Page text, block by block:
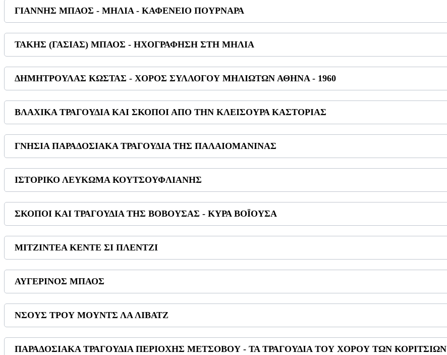
ΓΙΑΝΝΗΣ ΜΠΑΟΣ - ΜΗΛΙΑ - ΚΑΦΕΝΕΙΟ ΠΟΥΡΝΑΡΑ
ΤΑΚΗΣ (ΓΑΣΙΑΣ) ΜΠΑΟΣ - ΗΧΟΓΡΑΦΗΣΗ ΣΤΗ ΜΗΛΙΑ
ΔΗΜΗΤΡΟΥΛΑΣ ΚΩΣΤΑΣ - ΧΟΡΟΣ ΣΥΛΛΟΓΟΥ ΜΗΛΙΩΤΩΝ ΑΘΗΝΑ - 1960
ΒΛΑΧΙΚΑ ΤΡΑΓΟΥΔΙΑ ΚΑΙ ΣΚΟΠΟΙ ΑΠΟ ΤΗΝ ΚΛΕΙΣΟΥΡΑ ΚΑΣΤΟΡΙΑΣ
ΓΝΗΣΙΑ ΠΑΡΑΔΟΣΙΑΚΑ ΤΡΑΓΟΥΔΙΑ ΤΗΣ ΠΑΛΑΙΟΜΑΝΙΝΑΣ
ΙΣΤΟΡΙΚΟ ΛΕΥΚΩΜΑ ΚΟΥΤΣΟΥΦΛΙΑΝΗΣ
ΣΚΟΠΟΙ ΚΑΙ ΤΡΑΓΟΥΔΙΑ ΤΗΣ ΒΟΒΟΥΣΑΣ - ΚΥΡΑ ΒΟΪΟΥΣΑ
ΜΙΤΖΙΝΤΕΑ ΚΕΝΤΕ ΣΙ ΠΛΕΝΤΖΙ
ΑΥΓΕΡΙΝΟΣ ΜΠΑΟΣ
ΝΣΟΥΣ ΤΡΟΥ ΜΟΥΝΤΣ ΛΑ ΛΙΒΑΤΖ
ΠΑΡΑΔΟΣΙΑΚΑ ΤΡΑΓΟΥΔΙΑ ΠΕΡΙΟΧΗΣ ΜΕΤΣΟΒΟΥ - ΤΑ ΤΡΑΓΟΥΔΙΑ ΤΟΥ ΧΟΡΟΥ ΤΩΝ ΚΟΡΙΤΣΙΩΝ